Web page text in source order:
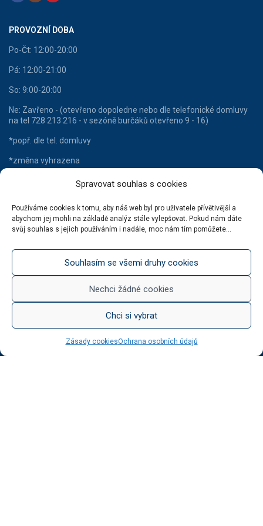
Spravovat souhlas s cookies
Používáme cookies k tomu, aby náš web byl pro uživatele přívětivější a
abychom jej mohli na základě analýz stále vylepšovat. Pokud nám dáte
svůj souhlas s jejich používáním i nadále, moc nám tím pomůžete...
Souhlasím se všemi druhy cookies
Nechci žádné cookies
Chci si vybrat
Zásady cookiesOchrana osobních údajů
PROVOZNÍ DOBA
Po-Čt: 12:00-20:00
Pá: 12:00-21:00
So: 9:00-20:00
Ne: Zavřeno - (otevřeno dopoledne nebo dle telefonické domluvy
na tel 728 213 216 - v sezóně burčáků otevřeno 9 - 16)
*popř. dle tel. domluvy
*změna vyhrazena
HLAVNÍ KATEGORIE
Lahvové víno
Šumivá vína
Něco na zub
Dárkové balení